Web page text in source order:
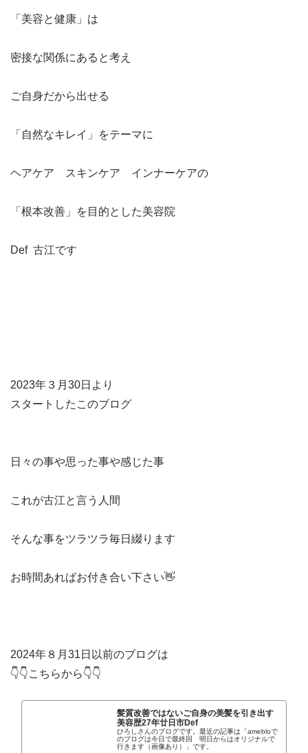
「美容と健康」は
密接な関係にあると考え
ご自身だから出せる
「自然なキレイ」をテーマに
ヘアケア スキンケア インナーケアの
「根本改善」を目的とした美容院
Def 古江です
2023年３月30日より
スタートしたこのブログ
日々の事や思った事や感じた事
これが古江と言う人間
そんな事をツラツラ毎日綴ります
お時間あればお付き合い下さい👋
2024年８月31日以前のブログは
👇👇こちらから👇👇
髪質改善ではないご自身の美髪を引き出す
美容歴27年廿日市Def
ひろしさんのブログです。最近の記事は「amebloで
のブログは今日で最終回 明日からはオリジナルで
行きます（画像あり）」です。